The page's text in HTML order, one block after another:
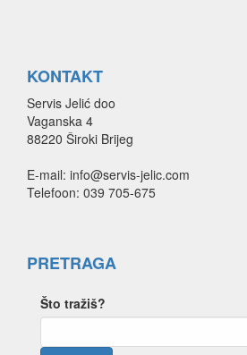
KONTAKT
Servis Jelić doo
Vaganska 4
88220 Široki Brijeg
E-mail: info@servis-jelic.com
Telefoon: 039 705-675
PRETRAGA
Što tražiš?